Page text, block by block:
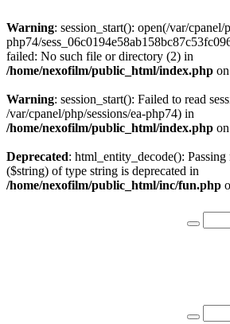
Warning: session_start(): open(/var/cpanel/
php74/
failed: No such file or directory (2) in
/home/nexofilm/public_html/index.php
Warning: session_start(): Failed to read
/var/cpanel/php/sessions/ea-php74) in
/home/nexofilm/public_html/index.php
Deprecated: html_entity_decode(): Passing
($string) of type string is deprecated in
/home/nexofilm/public_html/inc/fun.php